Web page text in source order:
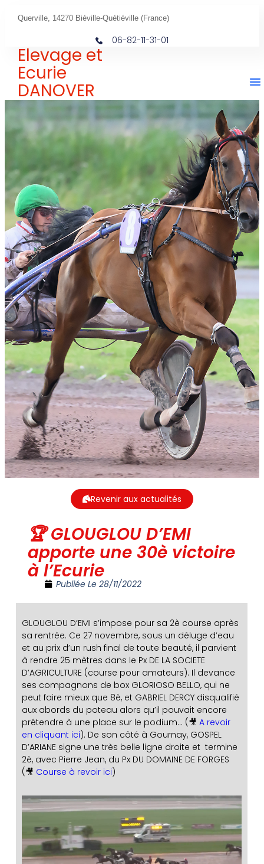
Querville, 14270 Biéville-Quétiéville (France)
06-82-11-31-01
Elevage et
Ecurie
DANOVER
Revenir aux actualités
🏆 GLOUGLOU D’EMI
apporte une 30è victoire
à l’Ecurie
Publiée Le 28/11/2022
GLOUGLOU D’EMI s’impose pour sa 2è course après
sa rentrée. Ce 27 novembre, sous un déluge d’eau
et au prix d’un rush final de toute beauté, il parvient
à rendre 25 mètres dans le Px DE LA SOCIETE
D’AGRICULTURE (course pour amateurs). Il devance
ses compagnons de box GLORIOSO BELLO, qui ne
peut faire mieux que 8è, et GABRIEL DERCY disqualifié
aux abords du poteau alors qu’il pouvait encore
prétendre à une place sur le podium… (🎥 A revoir
en cliquant ici). De son côté à Gournay, GOSPEL
D’ARIANE signe une très belle ligne droite et termine
2è, avec Pierre Jean, du Px DU DOMAINE DE FORGES
(🎥 Course à revoir ici)